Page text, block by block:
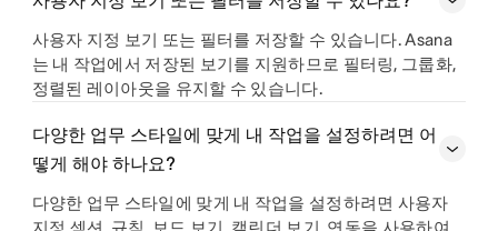
사용자 지정 보기 또는 필터를 저장할 수 있습니다. Asana
는 내 작업에서 저장된 보기를 지원하므로 필터링, 그룹화,
정렬된 레이아웃을 유지할 수 있습니다.
다양한 업무 스타일에 맞게 내 작업을 설정하려면 어
떻게 해야 하나요?
다양한 업무 스타일에 맞게 내 작업을 설정하려면 사용자